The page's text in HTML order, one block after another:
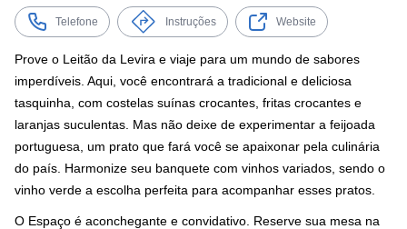
Telefone Instruções Website
Prove o Leitão da Levira e viaje para um mundo de sabores
imperdíveis. Aqui, você encontrará a tradicional e deliciosa
tasquinha, com costelas suínas crocantes, fritas crocantes e
laranjas suculentas. Mas não deixe de experimentar a feijoada
portuguesa, um prato que fará você se apaixonar pela culinária
do país. Harmonize seu banquete com vinhos variados, sendo o
vinho verde a escolha perfeita para acompanhar esses pratos.
O Espaço é aconchegante e convidativo. Reserve sua mesa na